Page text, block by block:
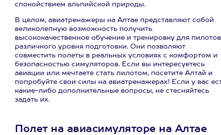
спокойствием альпийской природы.
В целом, авиатренажеры на Алтае представляют собой
великолепную возможность получить
высококачественное обучение и тренировку для пилотов
различного уровня подготовки. Они позволяют
совместить полеты в реальных условиях с комфортом и
безопасностью симуляторов. Если вы интересуетесь
авиации или мечтаете стать пилотом, посетите Алтай и
попробуйте свои силы на авиатренажерах! Если у вас
какие-либо дополнительные вопросы, не стесняйтесь
задать их.
Полет на авиасимуляторе на Алтае